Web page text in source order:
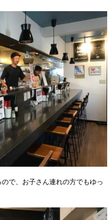
で、お子さん連れの方でもゆっ